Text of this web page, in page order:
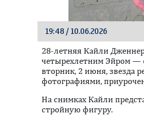
19:48 / 10.06.2026
28-летняя Кайли
четырехлетним Эйром —
вторник, 2 июня, звезда
фотографиями,
На снимках Кайли
стройную фигуру.